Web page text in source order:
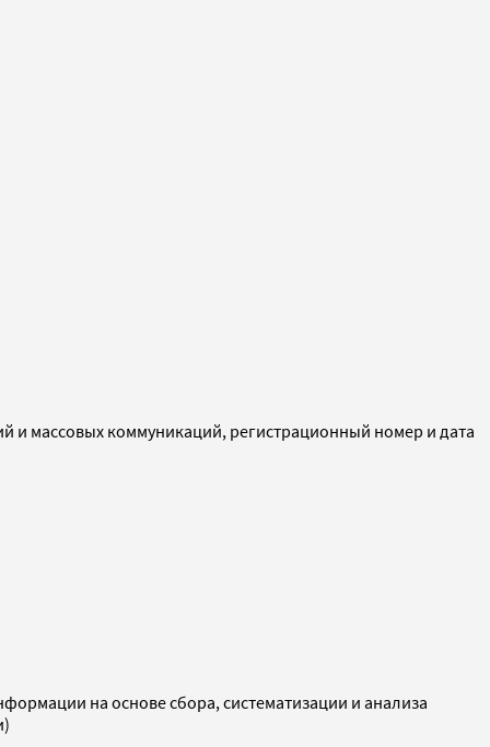
и массовых коммуникаций, регистрационный номер и дата
на основе сбора, систематизации и анализа